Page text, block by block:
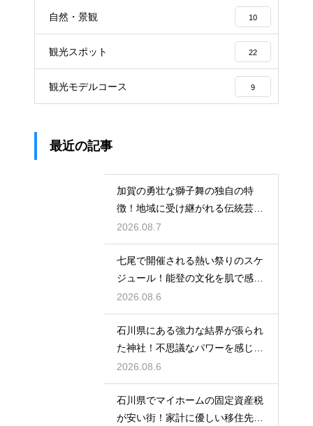
自然・景観 10
観光スポット 22
観光モデルコース 9
最近の記事
加賀の勇壮な獅子舞の独自の特
徴！地域に受け継がれる伝統芸能
の迫力
2026.08.7
七尾で開催される熱い祭りのスケ
ジュール！能登の文化を肌で感じ
る体験
2026.08.6
石川県にある強力な結界が張られ
た神社！不思議なパワーを感じる
神秘の地
2026.08.6
石川県でマイホームの固定資産税
が安い街！家計に優しい移住先の